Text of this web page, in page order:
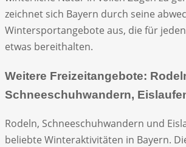
zeichnet sich Bayern durch seine
Wintersportangebote aus, die für
etwas bereithalten.
Weitere Freizeitangebote:
Schneeschuhwandern,
Rodeln, Schneeschuhwandern und
beliebte Winteraktivitäten in Bayern.